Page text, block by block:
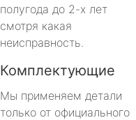
полугода до 2-х лет
смотря какая
неисправность.
Комплектующие
Мы применяем детали
только от официального